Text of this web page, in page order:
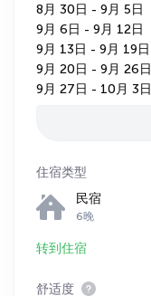
8月 30日 - 9月 5日
9月 6日 - 9月 12日
9月 13日 - 9月 19日
9月 20日 - 9月 26日
9月 27日 - 10月 3日
住宿类型
民宿
6晚
转到住宿
舒适度